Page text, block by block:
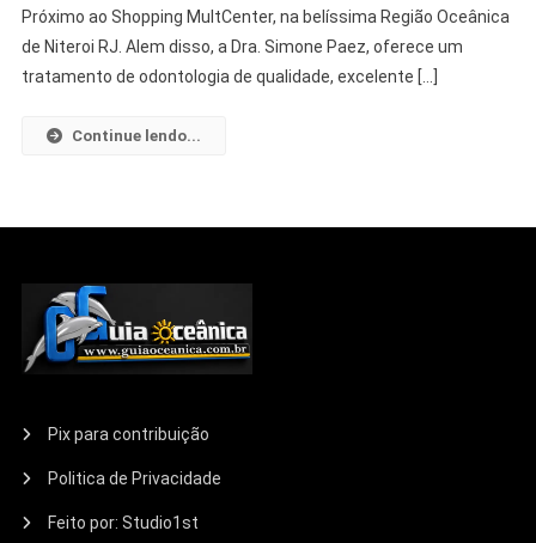
Próximo ao Shopping MultCenter, na belíssima Região Oceânica
de Niteroi RJ. Alem disso, a Dra. Simone Paez, oferece um
tratamento de odontologia de qualidade, excelente […]
Continue lendo...
Pix para contribuição
Politica de Privacidade
Feito por: Studio1st